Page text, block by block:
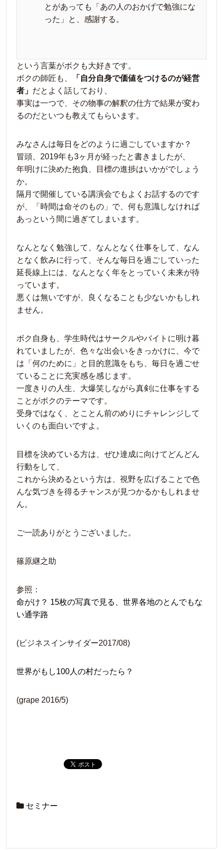
とがあっても「あの人のおかげで勉強にな
った」と、感謝する。
という言葉がボクも大好きです。
ボクの師匠も、
「自分自身で価値をつけるのが経営
者」 だとよく話しており、
事実は一つで、その物事の解釈の仕方で結果が変わ
るのだといつも教えてもらいます。
みなさんは毎日をどのように過ごしていますか？
冒頭、2019年も3ヶ月が経ったと書きましたが、
年明けに決めた抱負、目標の進捗はいかがでしょう
か。
隔月で開催している講演会でもよくお話するのです
が、「時間は命そのもの」で、何も意識しなければ
あっという間に過ぎてしまいます。
なんとなく勉強して、なんとなく仕事をして、なん
となく飲みに行って、そんな毎日を過ごしていった
延長線上には、なんとなく年をとっていく未来が待
っています。
悪くは無いですが、良くなることも少ないかもしれ
ません。
ボク自身も、学生時代はサークルやバイトに明け暮
れていましたが、色々な出会いをきっかけに、今で
は「何のために」と目的意識をもち、毎日を過ごせ
ていることに充実感を感じます。
一度きりの人生、大爆笑しながら真剣に仕事をする
ことがボクのテーマです。
受身ではなく、とことん前のめりにチャレンジして
いくのも面白いですよ。
目標を決めている方は、ぜひ達成に向けてどんどん
行動をして、
これから決めるという方は、視野を広げることで色
んな気づきを得るチャンスが見つかるかもしれませ
ん。
ご一読ありがとうございました。
篠原継之助
参照：
命がけ？ 15枚の写真で見る、世界各地のとんでもな
い通学路
(ビジネスインサイダー2017/08)
世界がもし100人の村だったら？
(grape 2016/5)
セミナー